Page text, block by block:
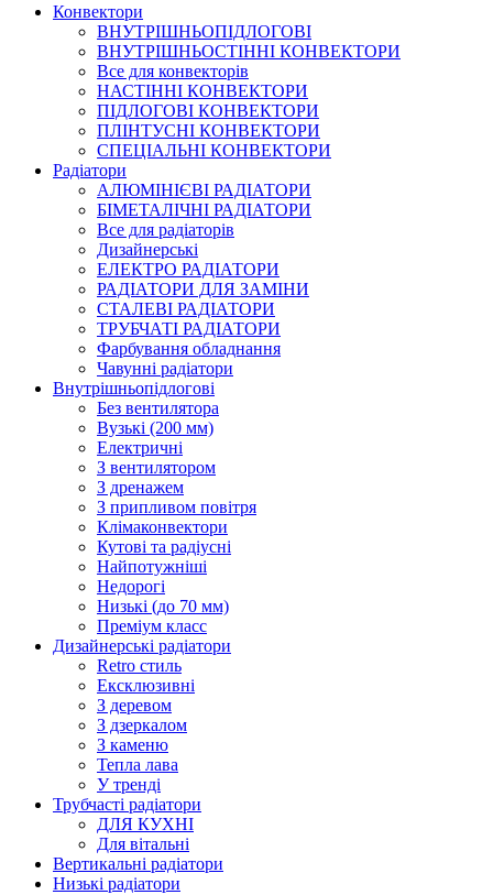
Конвектори
ВНУТРІШНЬОПІДЛОГОВІ
ВНУТРІШНЬОСТІННІ КОНВЕКТОРИ
Все для конвекторів
НАСТІННІ КОНВЕКТОРИ
ПІДЛОГОВІ КОНВЕКТОРИ
ПЛІНТУСНІ КОНВЕКТОРИ
СПЕЦІАЛЬНІ КОНВЕКТОРИ
Радіатори
АЛЮМІНІЄВІ РАДІАТОРИ
БІМЕТАЛІЧНІ РАДІАТОРИ
Все для радіаторів
Дизайнерські
ЕЛЕКТРО РАДІАТОРИ
РАДІАТОРИ ДЛЯ ЗАМІНИ
СТАЛЕВІ РАДІАТОРИ
ТРУБЧАТІ РАДІАТОРИ
Фарбування обладнання
Чавунні радіатори
Внутрішньопідлогові
Без вентилятора
Вузькі (200 мм)
Електричні
З вентилятором
З дренажем
З припливом повітря
Клімаконвектори
Кутові та радіусні
Найпотужніші
Недорогі
Низькі (до 70 мм)
Преміум класс
Дизайнерські радіатори
Retro стиль
Ексклюзивні
З деревом
З дзеркалом
З каменю
Тепла лава
У тренді
Трубчасті радіатори
ДЛЯ КУХНІ
Для вітальні
Вертикальні радіатори
Низькі радіатори